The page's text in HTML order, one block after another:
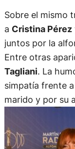
Sobre el mismo
a Cristina Pérez
juntos por la
Entre otras
Tagliani. La
simpatía frente
marido y por su